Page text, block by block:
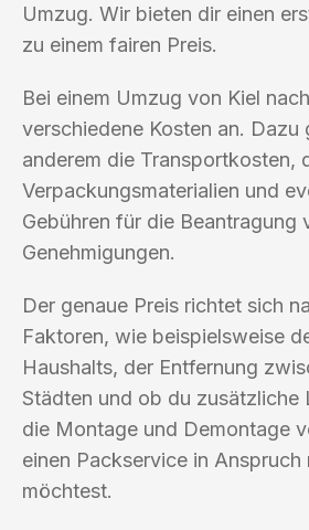
Umzug. Wir bieten dir einen
zu einem fairen Preis.
Bei einem Umzug von Kiel
verschiedene Kosten an. Dazu
anderem die Transportkosten,
Verpackungsmaterialien und
Gebühren für die Beantragung
Genehmigungen.
Der genaue Preis richtet sich
Faktoren, wie beispielsweise
Haushalts, der Entfernung
Städten und ob du zusätzliche
die Montage und Demontage
einen Packservice in Anspruch
möchtest.